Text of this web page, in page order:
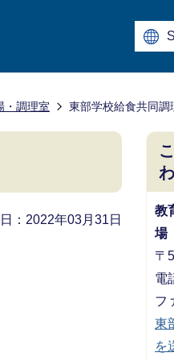
・調理室 東部学校給食共同調
：2022年03月31日
教
場
〒
電
フ
東
を